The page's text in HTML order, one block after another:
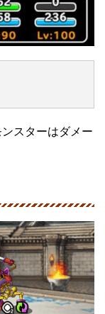
スターはダメー